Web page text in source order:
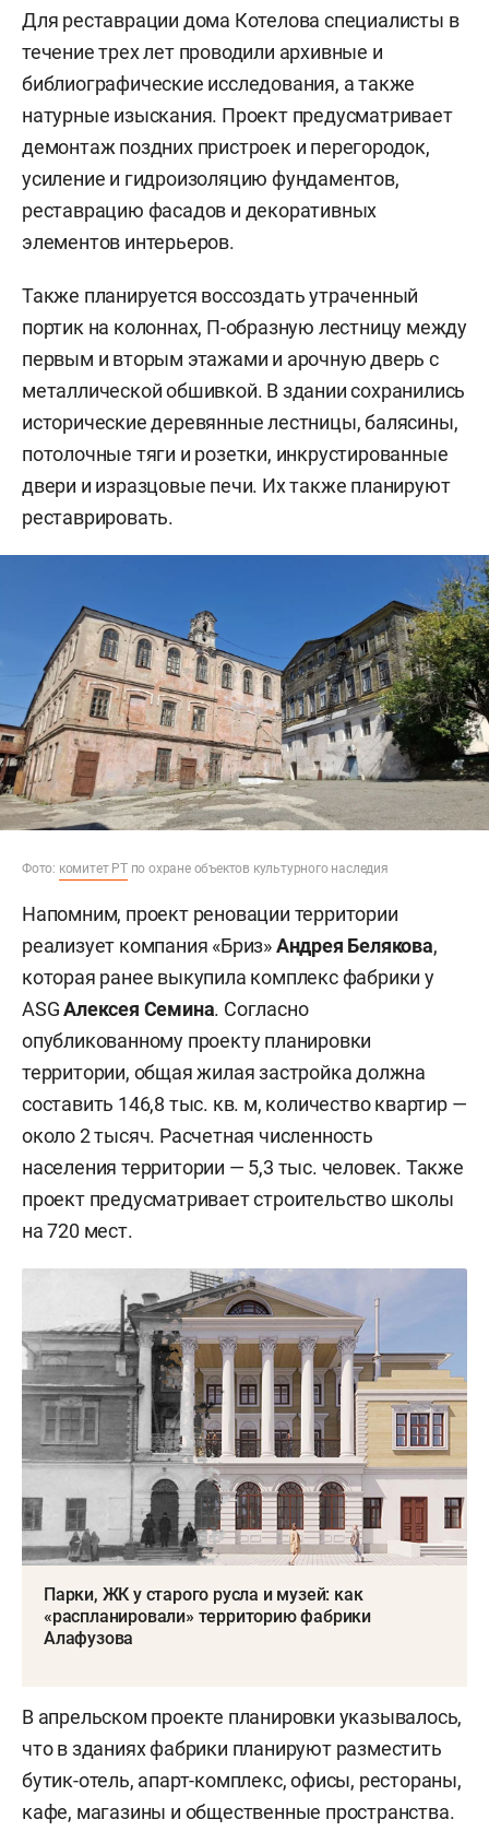
Для реставрации дома Котелова специалисты в
течение трех лет проводили архивные и
библиографические исследования, а также
натурные изыскания. Проект предусматривает
демонтаж поздних пристроек и перегородок,
усиление и гидроизоляцию фундаментов,
реставрацию фасадов и декоративных
элементов интерьеров.
Также планируется воссоздать утраченный
портик на колоннах, П-образную лестницу между
первым и вторым этажами и арочную дверь с
металлической обшивкой. В здании сохранились
исторические деревянные лестницы, балясины,
потолочные тяги и розетки, инкрустированные
двери и изразцовые печи. Их также планируют
реставрировать.
Фото: комитет РТпо охране объектов культурного наследия
Напомним, проект реновации территории
реализует компания «Бриз»Андрея Белякова,
которая ранее выкупила комплекс фабрики у
ASGАлексея Семина. Согласно
опубликованному проекту планировки
территории, общая жилая застройка должна
составить 146,8 тыс. кв. м, количество квартир —
около 2 тысяч. Расчетная численность
населения территории — 5,3 тыс. человек. Также
проект предусматривает строительство школы
на 720 мест.
Парки, ЖК у старого русла и музей: как
«распланировали» территорию фабрики
Алафузова
В апрельском проекте планировки указывалось,
что в зданиях фабрики планируют разместить
бутик-отель, апарт-комплекс, офисы, рестораны,
кафе, магазины и общественные пространства.